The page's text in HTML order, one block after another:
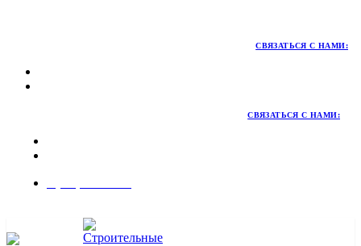
СВЯЗАТЬСЯ С НАМИ:
СВЯЗАТЬСЯ С НАМИ: